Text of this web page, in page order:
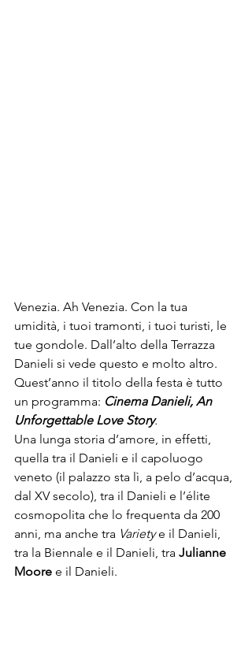
Venezia. Ah Venezia. Con la tua
umidità, i tuoi tramonti, i tuoi turisti, le
tue gondole. Dall’alto della Terrazza
Danieli si vede questo e molto altro.
Quest’anno il titolo della festa è tutto
un programma: Cinema Danieli, An
Unforgettable Love Story.
Una lunga storia d’amore, in effetti,
quella tra il Danieli e il capoluogo
veneto (il palazzo sta lì, a pelo d’acqua,
dal XV secolo), tra il Danieli e l’élite
cosmopolita che lo frequenta da 200
anni, ma anche tra Variety e il Danieli,
tra la Biennale e il Danieli, tra Julianne
Moore e il Danieli.